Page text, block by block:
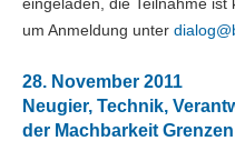
eingeladen, die Teilnahme ist
um Anmeldung unter dialog@
28. November 2011
Neugier, Technik,
der Machbarkeit